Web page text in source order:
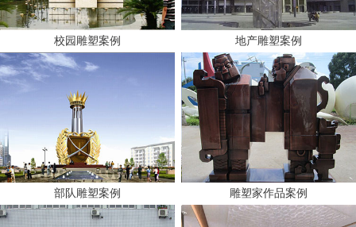
校园雕塑案例
部队雕塑案例
地产雕塑案例
雕塑家作品案例